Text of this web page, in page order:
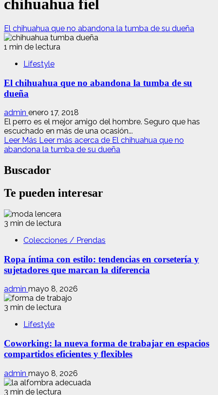
chihuahua fiel
El chihuahua que no abandona la tumba de su dueña
1 min de lectura
Lifestyle
El chihuahua que no abandona la tumba de su
dueña
admin enero 17, 2018
El perro es el mejor amigo del hombre. Seguro que has
escuchado en más de una ocasión...
Leer Más Leer más acerca de El chihuahua que no
abandona la tumba de su dueña
Buscador
Te pueden interesar
3 min de lectura
Colecciones / Prendas
Ropa íntima con estilo: tendencias en corsetería y
sujetadores que marcan la diferencia
admin mayo 8, 2026
3 min de lectura
Lifestyle
Coworking: la nueva forma de trabajar en espacios
compartidos eficientes y flexibles
admin mayo 8, 2026
3 min de lectura